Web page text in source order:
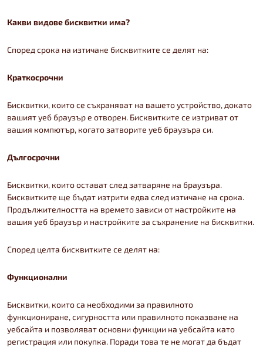
Какви видове бисквитки има?
Според срока на изтичане бисквитките се делят на:
Краткосрочни
Бисквитки, които се съхраняват на вашето устройство, докато
вашият уеб браузър е отворен. Бисквитките се изтриват от
вашия компютър, когато затворите уеб браузъра си.
Дългосрочни
Бисквитки, които остават след затваряне на браузъра.
Бисквитките ще бъдат изтрити едва след изтичане на срока.
Продължителността на времето зависи от настройките на
вашия уеб браузър и настройките за съхранение на бисквитки.
Според целта бисквитките се делят на:
Функционални
Бисквитки, които са необходими за правилното
функциониране, сигурността или правилното показване на
уебсайта и позволяват основни функции на уебсайта като
регистрация или покупка. Поради това те не могат да бъдат